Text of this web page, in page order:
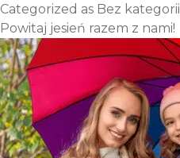
Categorized as Bez kategorii
Powitaj jesień razem z nami!